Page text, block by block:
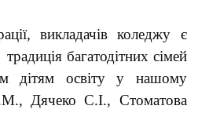
викладачів коледжу є
багатодітних сімей
дітям освіту у нашому
Дячеко С.І., Стоматова